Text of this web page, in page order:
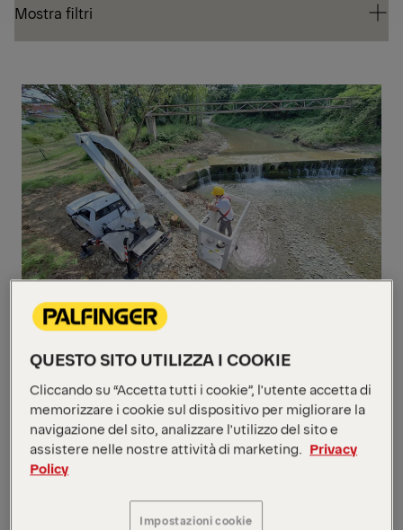
Mostra filtri
P 130 A
Altezza di lavoro
Portata Cesto
Sbraccio Laterale
6.3 m fixed
basket/7.0 m
rotating basket
QUESTO SITO UTILIZZA I COOKIE
Cliccando su “Accetta tutti i cookie”, l'utente accetta di
memorizzare i cookie sul dispositivo per migliorare la
navigazione del sito, analizzare l'utilizzo del sito e
assistere nelle nostre attività di marketing. Privacy
Policy
Impostazioni cookie